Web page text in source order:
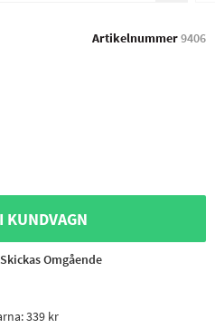
Artikelnummer9406
Skickas Omgående
339 kr